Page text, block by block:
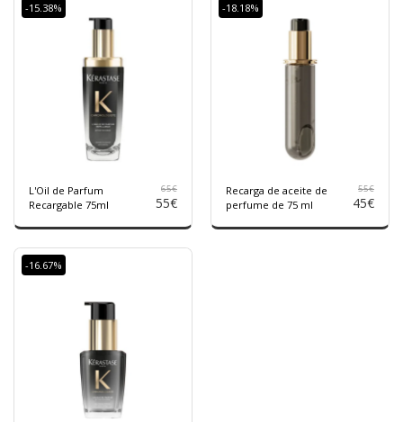
-15.38%
L'Oil de Parfum
Recargable 75ml
65€
55€
-18.18%
Recarga de aceite de
perfume de 75 ml
55€
45€
-16.67%